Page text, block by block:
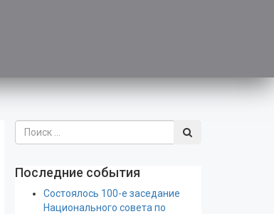
Последние события
Состоялось 100-е заседание
Национального совета по